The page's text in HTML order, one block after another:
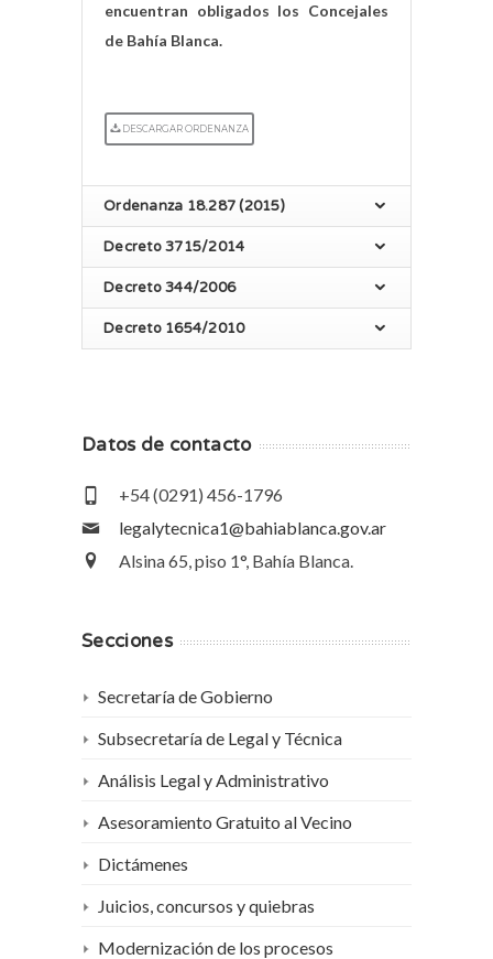
encuentran obligados los Concejales
de Bahía Blanca.
DESCARGAR ORDENANZA
Ordenanza 18.287 (2015)
Decreto 3715/2014
Decreto 344/2006
Decreto 1654/2010
Datos de contacto
+54 (0291) 456-1796
legalytecnica1@bahiablanca.gov.ar
Alsina 65, piso 1°, Bahía Blanca.
Secciones
Secretaría de Gobierno
Subsecretaría de Legal y Técnica
Análisis Legal y Administrativo
Asesoramiento Gratuito al Vecino
Dictámenes
Juicios, concursos y quiebras
Modernización de los procesos